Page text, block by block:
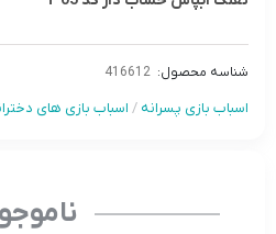
شناسه محصول: 416612
اسباب بازی پسرانه / اسباب بازی های